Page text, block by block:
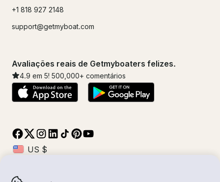
+1 818 927 2148
support@getmyboat.com
Avaliações reais de Getmyboaters felizes.
4.9 em 5! 500,000+ comentários